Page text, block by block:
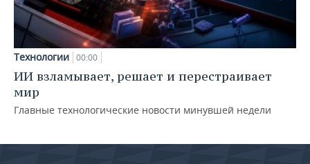
Технологии 00:00
ИИ взламывает, решает и перестраивает
мир
Главные технологические новости минувшей недели